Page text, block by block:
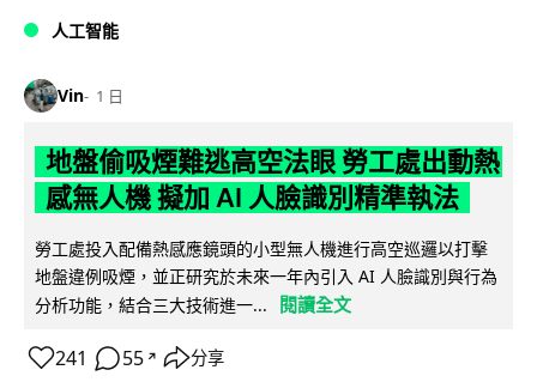
人工智能
Vin 1 日
地盤偷吸煙難逃高空法眼 勞工處出動熱
感無人機 擬加 AI 人臉識別精準執法
勞工處投入配備熱感應鏡頭的小型無人機進行高空巡邏以打擊
地盤違例吸煙，並正研究於未來一年內引入 AI 人臉識別與行為
分析功能，結合三大技術進一...
閱讀全文
241 55 ↗ 分享